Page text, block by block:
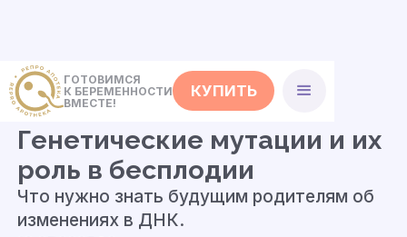
ГОТОВИМСЯ
К БЕРЕМЕННОСТИ
ВМЕСТЕ!
КУПИТЬ
<- Статьи
Генетические мутации и их
роль в бесплодии
Что нужно знать будущим родителям об
изменениях в ДНК.